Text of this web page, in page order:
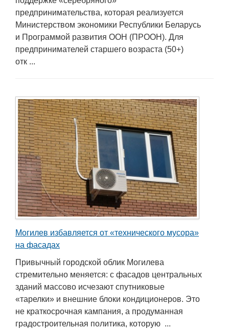
предпринимательства, которая реализуется
Министерством экономики Республики Беларусь
и Программой развития ООН (ПРООН). Для
предпринимателей старшего возраста (50+)
отк ...
Могилев избавляется от «технического мусора»
на фасадах
Привычный городской облик Могилева
стремительно меняется: с фасадов центральных
зданий массово исчезают спутниковые
«тарелки» и внешние блоки кондиционеров. Это
не краткосрочная кампания, а продуманная
градостроительная политика, которую ...